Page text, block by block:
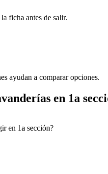
ficha antes de salir.
ayudan a comparar opciones.
en 1a
en 1a sección?